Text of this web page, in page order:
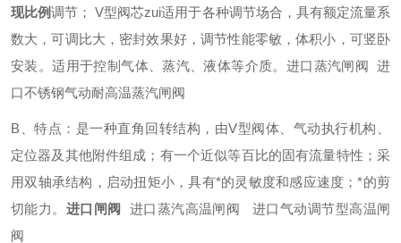
现比例调节； V型阀芯zui适用于各种调节场合，具有额定流量系
数大，可调比大，密封效果好，调节性能零敏，体积小，可竖卧
安装。适用于控制气体、蒸汽、液体等介质。进口蒸汽闸阀 进
口不锈钢气动耐高温蒸汽闸阀
B、特点：是一种直角回转结构，由V型阀体、气动执行机构、
定位器及其他附件组成；有一个近似等百比的固有流量特性；采
用双轴承结构，启动扭矩小，具有*的灵敏度和感应速度；*的剪
切能力。 进口闸阀 进口蒸汽高温闸阀 进口气动调节型高温闸
阀